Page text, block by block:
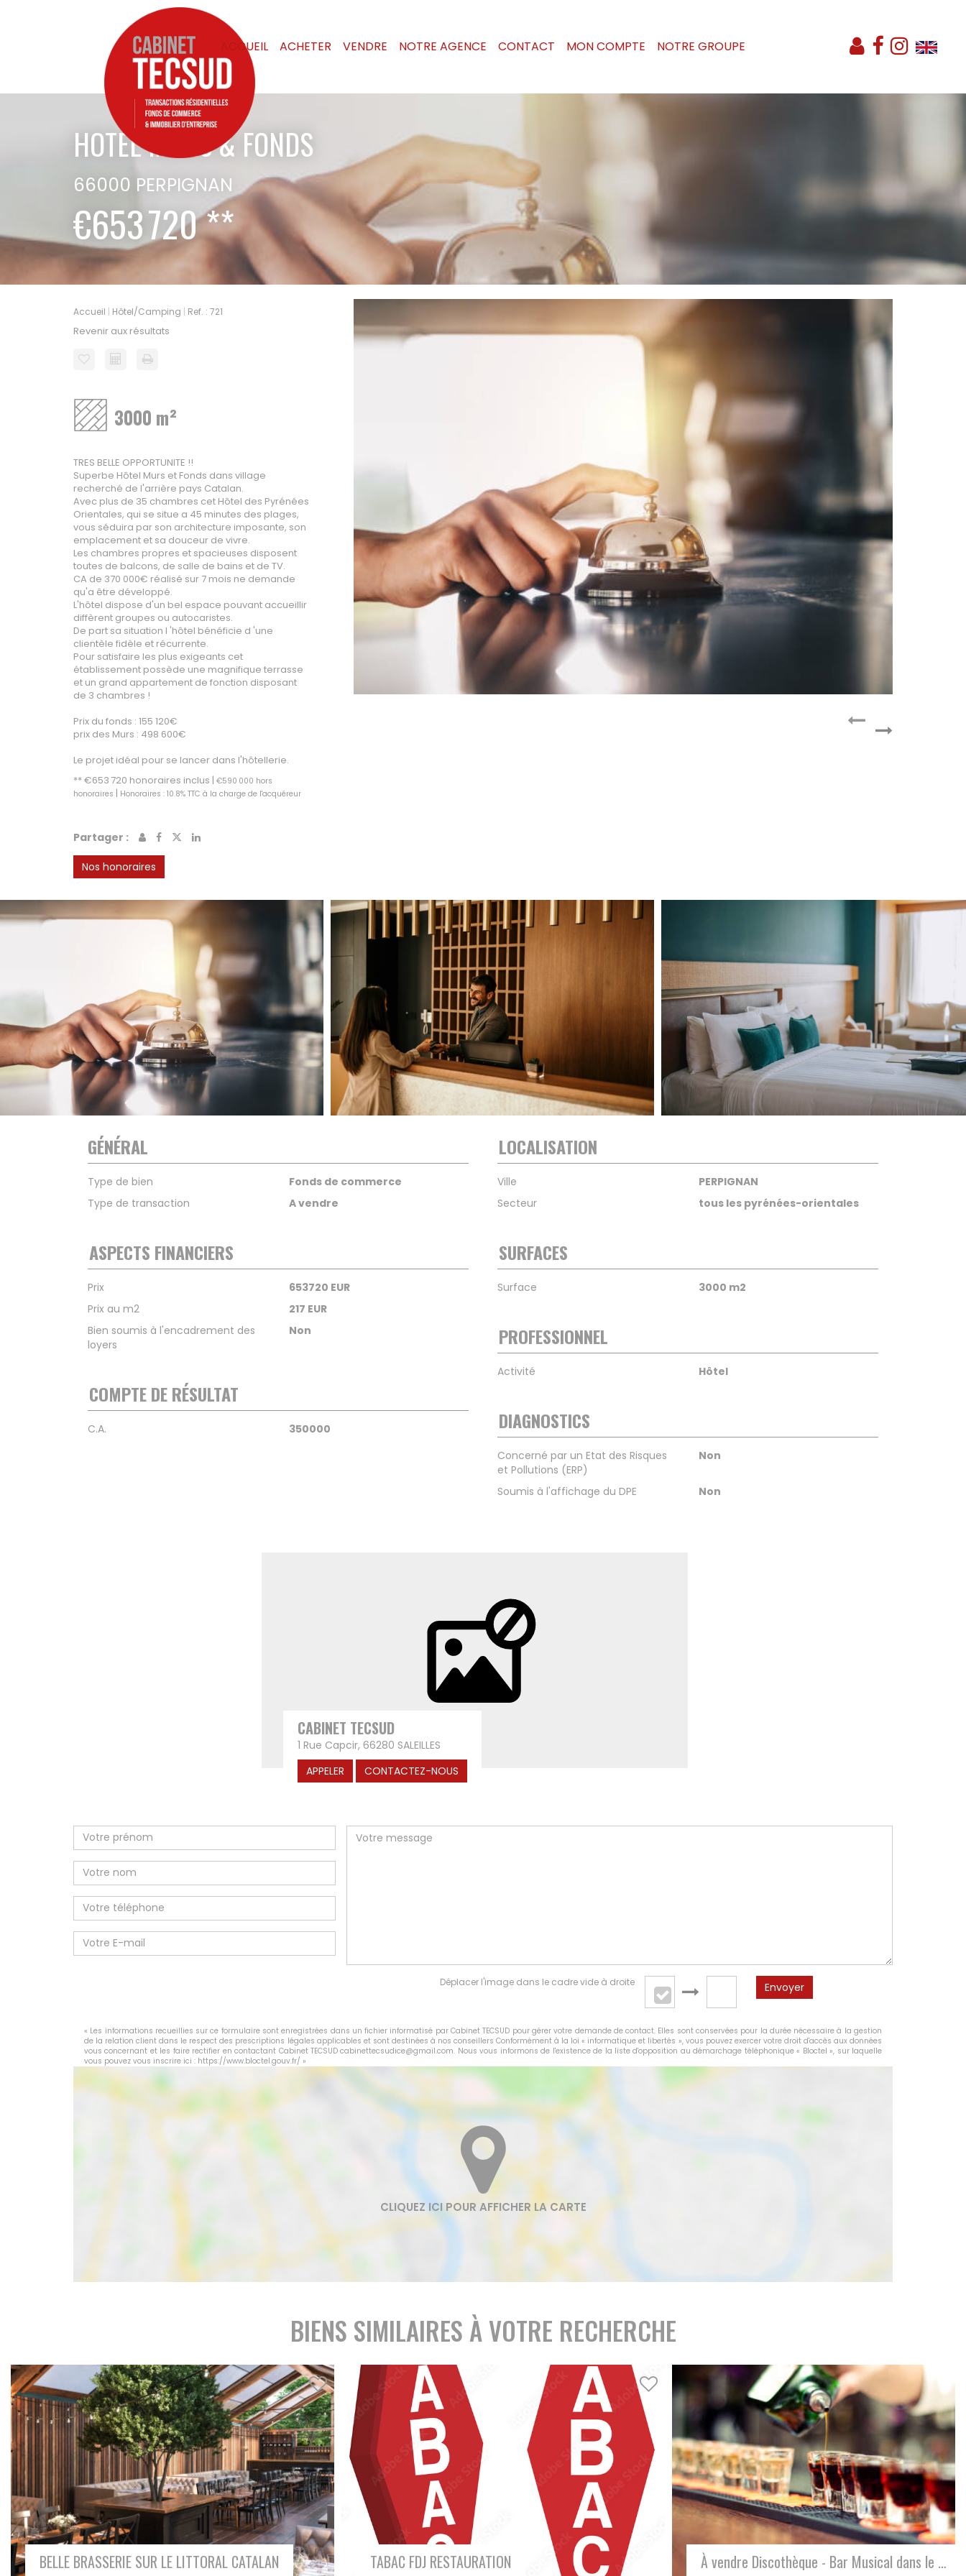
ACCUEIL ACHETER VENDRE NOTRE AGENCE CONTACT MON COMPTE NOTRE GROUPE
HOTEL MURS & FONDS
66000 PERPIGNAN
€653 720**
Accueil Hôtel/Camping Ref. : 721
Revenir aux résultats
3000 m²
TRES BELLE OPPORTUNITE !!
Superbe Hôtel Murs et Fonds dans village
recherché de l'arrière pays Catalan.
Avec plus de 35 chambres cet Hôtel des Pyrénées
Orientales, qui se situe a 45 minutes des plages,
vous séduira par son architecture imposante, son
emplacement et sa douceur de vivre.
Les chambres propres et spacieuses disposent
toutes de balcons, de salle de bains et de TV.
CA de 370 000€ réalisé sur 7 mois ne demande
qu'a être développé.
L'hôtel dispose d'un bel espace pouvant accueillir
diffèrent groupes ou autocaristes.
De part sa situation l 'hôtel bénéficie d 'une
clientèle fidèle et récurrente.
Pour satisfaire les plus exigeants cet
établissement possède une magnifique terrasse
et un grand appartement de fonction disposant
de 3 chambres !
Prix du fonds : 155 120€
prix des Murs : 498 600€
Le projet idéal pour se lancer dans l'hôtellerie.
** €653 720 honoraires inclus | €590 000 hors
honoraires | Honoraires : 10.8% TTC à la charge de l'acquéreur
Partager :
Nos honoraires
GÉNÉRAL
Type de bien
Fonds de commerce
Type de transaction
A vendre
LOCALISATION
Ville
PERPIGNAN
Secteur
tous les pyrénées-orientales
ASPECTS FINANCIERS
Prix
653720 EUR
Prix au m2
217 EUR
Bien soumis à l'encadrement des
loyers
Non
SURFACES
Surface 3000 m2
PROFESSIONNEL
Activité Hôtel
COMPTE DE RÉSULTAT
C.A. 350000 DIAGNOSTICS
Concerné par un Etat des Risques
et Pollutions (ERP)
Non
Soumis à l'affichage du DPE Non
CABINET TECSUD
1 Rue Capcir, 66280 SALEILLES
APPELER
CONTACTEZ-NOUS
Déplacer l'image dans le cadre vide à droite Envoyer
« Les informations recueillies sur ce formulaire sont enregistrées dans un fichier informatisé par Cabinet TECSUD pour gérer votre demande de contact. Elles sont conservées pour la durée nécessaire à la gestion
de la relation client dans le respect des prescriptions légales applicables et sont destinées à nos conseillers Conformément à la loi « informatique et libertés », vous pouvez exercer votre droit d'accès aux données
vous concernant et les faire rectifier en contactant Cabinet TECSUD cabinettecsudice@gmail.com. Nous vous informons de l'existence de la liste d'opposition au démarchage téléphonique « Bloctel », sur laquelle
vous pouvez vous inscrire ici : https://www.bloctel.gouv.fr/ »
BIENS SIMILAIRES À VOTRE RECHERCHE
TABAC FDJ RESTAURATION À vendre Discothèque - Bar Musical dans le département STOP AFFAIRE HOTEL BUREAU FONDS ET MURS 3 ÉTOILES